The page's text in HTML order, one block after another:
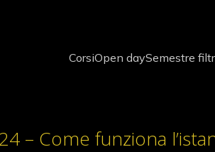
CorsiOpen daySemestre
– Come funziona